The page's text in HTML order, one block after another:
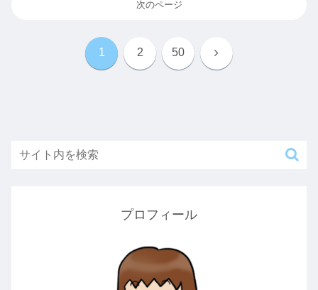
次のページ
1 2 50 次
プロフィール